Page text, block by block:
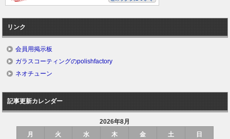
リンク
会員用掲示板
ガラスコーティングのpolishfactory
ネオチューン
記事更新カレンダー
2026年8月
月
火 水 木 金 土 日